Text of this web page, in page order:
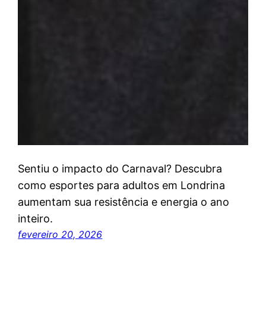
Sentiu o impacto do Carnaval? Descubra
como esportes para adultos em Londrina
aumentam sua resistência e energia o ano
inteiro.
fevereiro 20, 2026